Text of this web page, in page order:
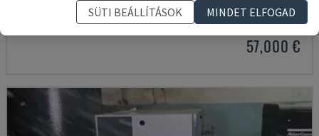
CEFLA - EGYÉB (FA)
LENGYELORSZÁG 2009
57,000 €
SÜTI BEÁLLÍTÁSOK
MINDET ELFOGAD